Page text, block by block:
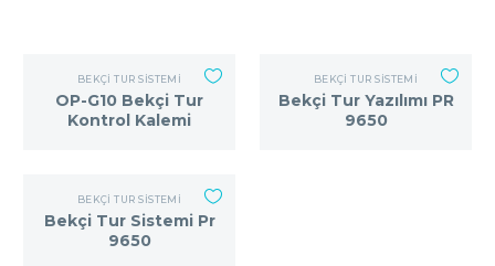
BEKÇI TUR SISTEMI
OP-G10 Bekçi Tur
Kontrol Kalemi
BEKÇI TUR SISTEMI
Bekçi Tur Yazılımı PR
9650
BEKÇI TUR SISTEMI
Bekçi Tur Sistemi Pr
9650